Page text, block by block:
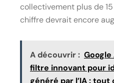
collectivement plus de
chiffre devrait encore
A découvrir :
filtre innovant pour
généré par l’IA : tout